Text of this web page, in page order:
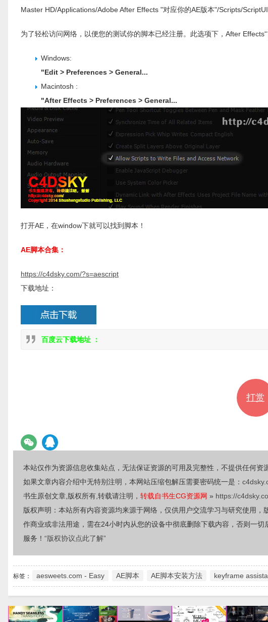
Master HD/Applications/Adobe After Effects "对应你的AE版本"/Scripts/
为了轻松访问网络，以便您的测试你的脚本已经注册。此选项下，After
Windows:
"Edit > Preferences > General...
Macintosh :
"After Effects > Preferences > General...
打开AE，在window下就可以找到脚本！
AE脚本合集：
https://c4dsky.com/?s=aescript
下载地址：
百度云下载地址 ：
打赏
本站仅作为资源信息收集站点，无法保证资源的可用及完整性，不提供任何资
如果文章内容介绍中无特别注明，本网站压缩包解压需要密码统一是：
书生原创文章,版权所有,转载请注明， 转载自书生CG资源网 » https://
版权声明：本站所有内容资源均来源于网络，仅供用户交流学习与研究使用
作商业或非法用途，需在24小时内从您的设备中彻底删除下载内容，否则一
服务！ “版权协议点此了解”
标签： aesweets.com - Easy AE脚本 AE脚本安装方法 keyframe